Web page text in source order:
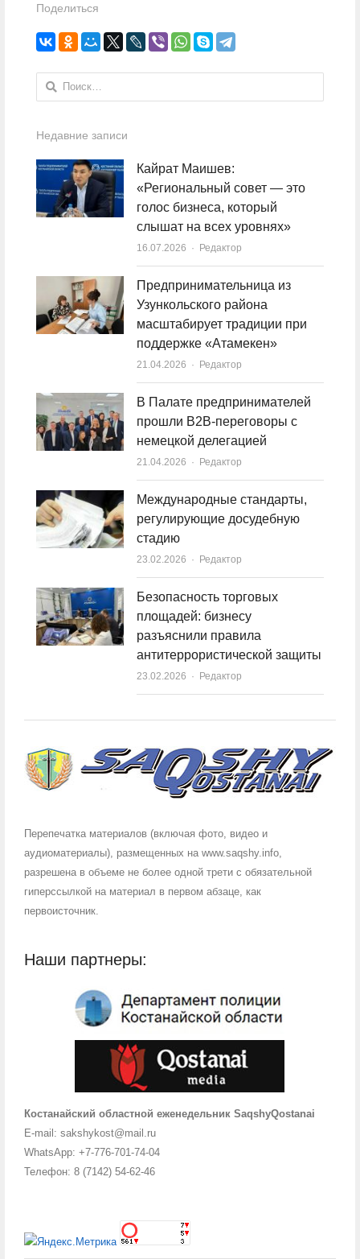
Поделиться
Найти:
Недавние записи
Кайрат Маишев:
«Региональный совет — это
голос бизнеса, который
слышат на всех уровнях»
16.07.2026 Author
Редактор
Предпринимательница из
Узункольского района
масштабирует традиции при
поддержке «Атамекен»
21.04.2026 Author
Редактор
В Палате предпринимателей
прошли B2B-переговоры с
немецкой делегацией
21.04.2026 Author
Редактор
Международные стандарты,
регулирующие досудебную
стадию
23.02.2026 Author
Редактор
Безопасность торговых
площадей: бизнесу
разъяснили правила
антитеррористической защиты
23.02.2026 Author
Редактор
Перепечатка материалов (включая фото, видео и
аудиоматериалы), размещенных на www.saqshy.info,
разрешена в объеме не более одной трети с обязательной
гиперссылкой на материал в первом абзаце, как
первоисточник.
Наши партнеры:
Костанайский областной еженедельник SaqshyQostanai
E-mail: sakshykost@mail.ru
WhatsApp: +7-776-701-74-04
Телефон: 8 (7142) 54-62-46